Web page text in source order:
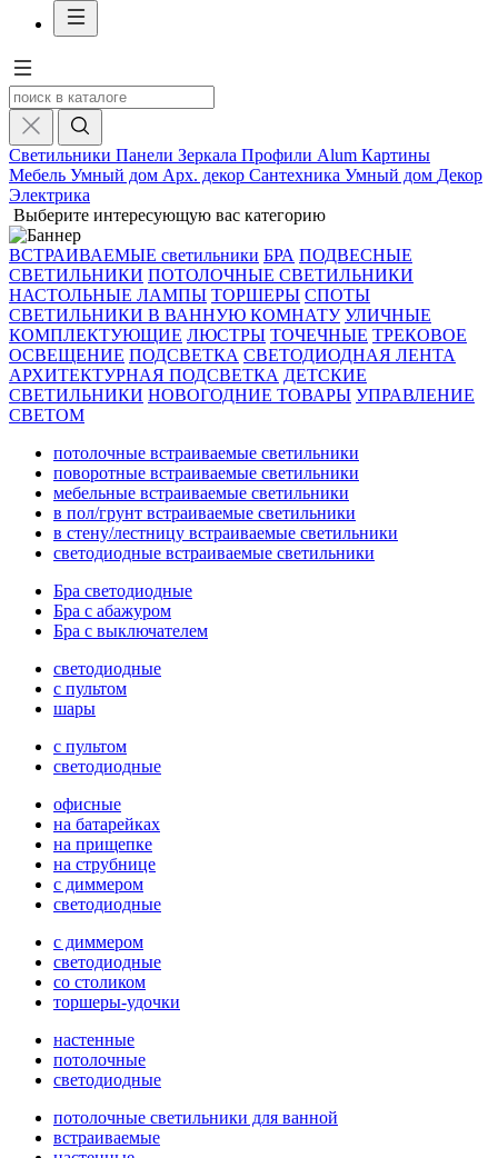
Светильники Панели Зеркала Профили Alum Картины
Мебель Умный дом Арх. декор Сантехника Умный дом Декор
Электрика
Выберите интересующую вас категорию
ВСТРАИВАЕМЫЕ светильники БРА ПОДВЕСНЫЕ
СВЕТИЛЬНИКИ ПОТОЛОЧНЫЕ СВЕТИЛЬНИКИ
НАСТОЛЬНЫЕ ЛАМПЫ ТОРШЕРЫ СПОТЫ
СВЕТИЛЬНИКИ В ВАННУЮ КОМНАТУ УЛИЧНЫЕ
КОМПЛЕКТУЮЩИЕ ЛЮСТРЫ ТОЧЕЧНЫЕ ТРЕКОВОЕ
ОСВЕЩЕНИЕ ПОДСВЕТКА СВЕТОДИОДНАЯ ЛЕНТА
АРХИТЕКТУРНАЯ ПОДСВЕТКА ДЕТСКИЕ
СВЕТИЛЬНИКИ НОВОГОДНИЕ ТОВАРЫ УПРАВЛЕНИЕ
СВЕТОМ
потолочные встраиваемые светильники
поворотные встраиваемые светильники
мебельные встраиваемые светильники
в пол/грунт встраиваемые светильники
в стену/лестницу встраиваемые светильники
светодиодные встраиваемые светильники
Бра светодиодные
Бра с абажуром
Бра с выключателем
светодиодные
с пультом
шары
с пультом
светодиодные
офисные
на батарейках
на прищепке
на струбнице
с диммером
светодиодные
с диммером
светодиодные
со столиком
торшеры-удочки
настенные
потолочные
светодиодные
потолочные светильники для ванной
встраиваемые